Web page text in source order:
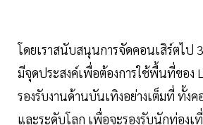
โดยเราสนับสนุนการจัดคอนเสิร์ตไป
มีจุดประสงค์เพื่อต้องการใช้พื้นที่ของ
รองรับงานด้านบันเทิงอย่างเต็มที่ ทั้ง
และระดับโลก เพื่อจะรองรับนักท่องเ